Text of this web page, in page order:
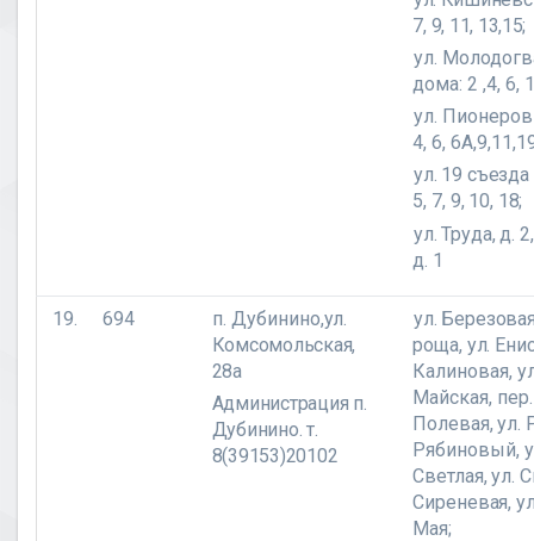
7, 9, 11, 13,15;
ул.
дома: 2 ,4, 6,
ул.
4, 6,
ул. 19
5, 7, 9, 10, 18;
ул. Труда, д.
д. 1
19. 694 п. Дубинино,ул.
Комсомольская,
28а
Администрация п.
Дубинино. т.
8(39153)20102
ул.
роща, ул.
Калиновая,
Майская,
Полевая, ул.
Рябиновый,
Светлая, ул.
Сиреневая,
Мая;